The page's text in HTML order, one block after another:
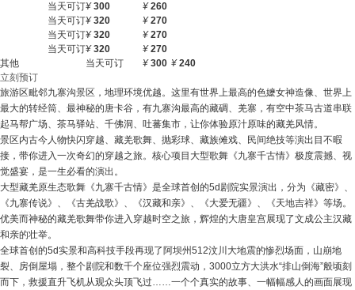
当天可订¥ 300 ¥ 260
当天可订¥ 320 ¥ 270
当天可订¥ 320 ¥ 270
当天可订¥ 320 ¥ 270
其他
当天可订 ¥ 300 ¥ 240
立刻预订
旅游区毗邻九寨沟景区，地理环境优越。这里有世界上最高的色嬷女神造像、世界上
最大的转经筒、最神秘的唐卡谷，有九寨沟最高的藏碉、羌寨，有空中茶马古道串联
起马帮广场、茶马驿站、千佛洞、吐蕃集市，让你体验原汁原味的藏羌风情。
景区内古今人物快闪穿越、藏羌歌舞、抛彩球、藏族傩戏、民间绝技等演出目不暇
接，带你进入一次奇幻的穿越之旅。核心项目大型歌舞《九寨千古情》极度震撼、视
觉盛宴，是一生必看的演出。
大型藏羌原生态歌舞《九寨千古情》是全球首创的5d剧院实景演出，分为《藏密》、
《九寨传说》、《古羌战歌》、《汉藏和亲》、《大爱无疆》、《天地吉祥》等场。
优美而神秘的藏羌歌舞带你进入穿越时空之旅，辉煌的大唐皇宫展现了文成公主汉藏
和亲的壮举。
全球首创的5d实景和高科技手段再现了阿坝州512汶川大地震的惨烈场面，山崩地
裂、房倒屋塌，整个剧院和数千个座位强烈震动，3000立方大洪水“排山倒海”般顷刻
而下，救援直升飞机从观众头顶飞过……一个个真实的故事、一幅幅感人的画面展现